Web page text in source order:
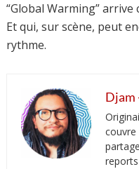
“Global Warming”
Et qui, sur scène, peut
rythme.
Djam
couvre